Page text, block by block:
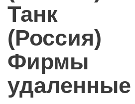
Танк
(Россия)
Фирмы
удаленные